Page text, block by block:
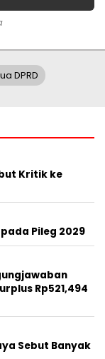
DPRD
Kritik ke
Pileg 2029
Rp521,494
Sebut Banyak